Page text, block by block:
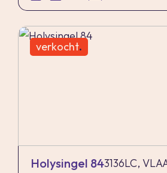
verkocht.
Holysingel 843136LC,